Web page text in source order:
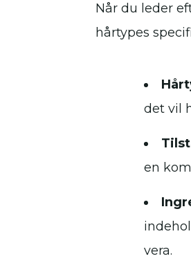
Når du leder
hårtypes
det vil
en
vera.